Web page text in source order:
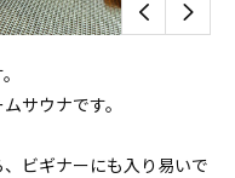
サウナです。
ビギナーにも入り易いで